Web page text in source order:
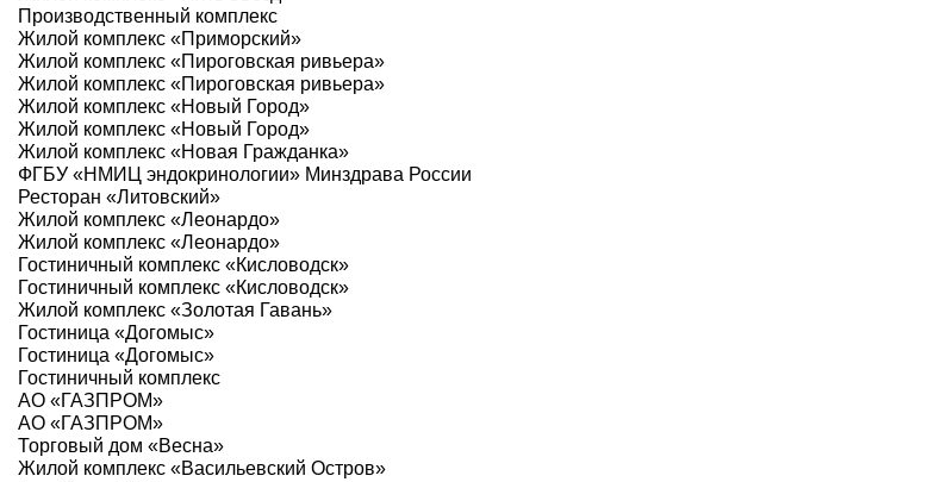
Производственный комплекс
Жилой комплекс «Приморский»
Жилой комплекс «Пироговская ривьера»
Жилой комплекс «Пироговская ривьера»
Жилой комплекс «Новый Город»
Жилой комплекс «Новый Город»
Жилой комплекс «Новая Гражданка»
ФГБУ «НМИЦ эндокринологии» Минздрава России
Ресторан «Литовский»
Жилой комплекс «Леонардо»
Жилой комплекс «Леонардо»
Гостиничный комплекс «Кисловодск»
Гостиничный комплекс «Кисловодск»
Жилой комплекс «Золотая Гавань»
Гостиница «Догомыс»
Гостиница «Догомыс»
Гостиничный комплекс
АО «ГАЗПРОМ»
АО «ГАЗПРОМ»
Торговый дом «Весна»
Жилой комплекс «Васильевский Остров»